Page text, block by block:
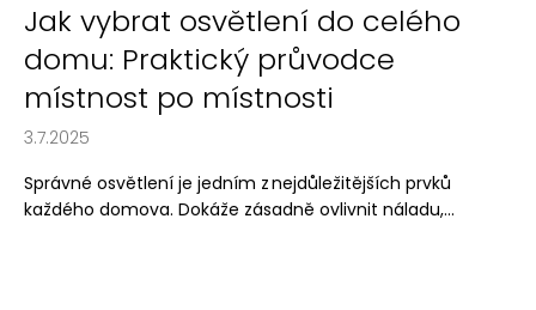
Jak vybrat osvětlení do celého
domu: Praktický průvodce
místnost po místnosti
3.7.2025
Správné osvětlení je jedním z nejdůležitějších prvků
každého domova. Dokáže zásadně ovlivnit náladu,...